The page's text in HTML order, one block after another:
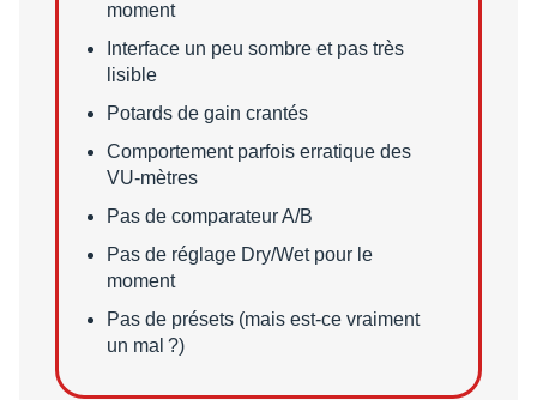
moment
Interface un peu sombre et pas très
lisible
Potards de gain crantés
Comportement parfois erratique des
VU-mètres
Pas de comparateur A/B
Pas de réglage Dry/Wet pour le
moment
Pas de présets (mais est-ce vraiment
un mal ?)